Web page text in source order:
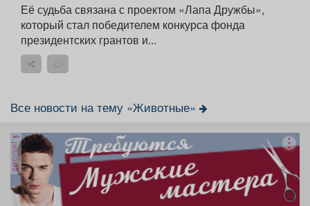
Её судьба связана с проектом «Лапа Дружбы»,
который стал победителем конкурса фонда
президентских грантов и...
Все новости на тему «Животные»
реклама